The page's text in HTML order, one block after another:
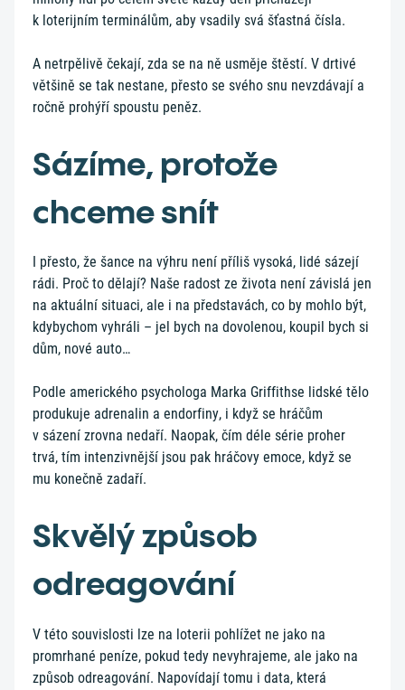
k loterijním terminálům, aby vsadily svá šťastná čísla.
A netrpělivě čekají, zda se na ně usměje štěstí. V drtivé
většině se tak nestane, přesto se svého snu nevzdávají a
ročně prohýří spoustu peněz.
Sázíme, protože
chceme snít
I přesto, že šance na výhru není příliš vysoká, lidé sázejí
rádi. Proč to dělají? Naše radost ze života není závislá jen
na aktuální situaci, ale i na představách, co by mohlo být,
kdybychom vyhráli – jel bych na dovolenou, koupil bych si
dům, nové auto…
Podle amerického psychologa Marka Griffithse lidské tělo
produkuje adrenalin a endorfiny, i když se hráčům
v sázení zrovna nedaří. Naopak, čím déle série proher
trvá, tím intenzivnější jsou pak hráčovy emoce, když se
mu konečně zadaří.
Skvělý způsob
odreagování
V této souvislosti lze na loterii pohlížet ne jako na
promrhané peníze, pokud tedy nevyhrajeme, ale jako na
způsob odreagování. Napovídají tomu i data, která